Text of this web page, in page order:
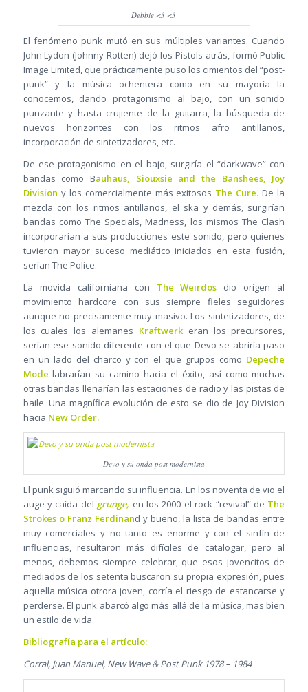
Debbie <3 <3
El fenómeno punk mutó en sus múltiples variantes. Cuando
John Lydon (Johnny Rotten) dejó los Pistols atrás, formó Public
Image Limited, que prácticamente puso los cimientos del “post-
punk” y la música ochentera como en su mayoría la
conocemos, dando protagonismo al bajo, con un sonido
punzante y hasta crujiente de la guitarra, la búsqueda de
nuevos horizontes con los ritmos afro antillanos,
incorporación de sintetizadores, etc.
De ese protagonismo en el bajo, surgiría el “darkwave” con
bandas como Bauhaus, Siouxsie and the Banshees, Joy
Division y los comercialmente más exitosos The Cure. De la
mezcla con los ritmos antillanos, el ska y demás, surgirían
bandas como The Specials, Madness, los mismos The Clash
incorporarían a sus producciones este sonido, pero quienes
tuvieron mayor suceso mediático iniciados en esta fusión,
serían The Police.
La movida californiana con The Weirdos dio origen al
movimiento hardcore con sus siempre fieles seguidores
aunque no precisamente muy masivo. Los sintetizadores, de
los cuales los alemanes Kraftwerkeran los precursores,
serían ese sonido diferente con el que Devo se abriría paso
en un lado del charco y con el que grupos como Depeche
Mode labrarían su camino hacia el éxito, así como muchas
otras bandas llenarían las estaciones de radio y las pistas de
baile. Una magnífica evolución de esto se dio de Joy Division
hacia New Order.
Devo y su onda post modernista
El punk siguió marcando su influencia. En los noventa de vio el
auge y caída del grunge, en los 2000 el rock “revival” de The
Strokes o Franz Ferdinand y bueno, la lista de bandas entre
muy comerciales y no tanto es enorme y con el sinfín de
influencias, resultaron más difíciles de catalogar, pero al
menos, debemos siempre celebrar, que esos jovencitos de
mediados de los setenta buscaron su propia expresión, pues
aquella música otrora joven, corría el riesgo de estancarse y
perderse. El punk abarcó algo más allá de la música, mas bien
un estilo de vida.
Bibliografía para el artículo:
Corral, Juan Manuel, New Wave & Post Punk 1978 – 1984